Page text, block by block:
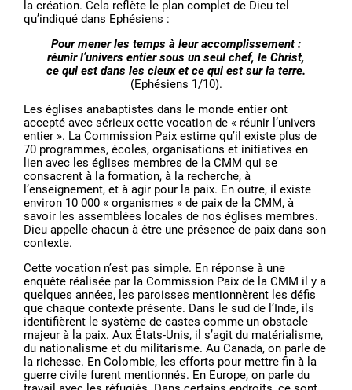
la création. Cela reflète le plan complet de Dieu tel
qu’indiqué dans Ephésiens :
Pour mener les temps à leur accomplissement :
réunir l’univers entier sous un seul chef, le Christ,
ce qui est dans les cieux et ce qui est sur la terre.
(Ephésiens 1/10).
Les églises anabaptistes dans le monde entier ont
accepté avec sérieux cette vocation de « réunir l’univers
entier ». La Commission Paix estime qu’il existe plus de
70 programmes, écoles, organisations et initiatives en
lien avec les églises membres de la CMM qui se
consacrent à la formation, à la recherche, à
l’enseignement, et à agir pour la paix. En outre, il existe
environ 10 000 « organismes » de paix de la CMM, à
savoir les assemblées locales de nos églises membres.
Dieu appelle chacun à être une présence de paix dans son
contexte.
Cette vocation n’est pas simple. En réponse à une
enquête réalisée par la Commission Paix de la CMM il y a
quelques années, les paroisses mentionnèrent les défis
que chaque contexte présente. Dans le sud de l’Inde, ils
identifièrent le système de castes comme un obstacle
majeur à la paix. Aux États-Unis, il s’agit du matérialisme,
du nationalisme et du militarisme. Au Canada, on parle de
la richesse. En Colombie, les efforts pour mettre fin à la
guerre civile furent mentionnés. En Europe, on parle du